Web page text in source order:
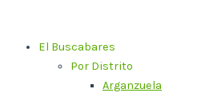
contenidoEl Buscabares
Por Distrito
Arganzuela